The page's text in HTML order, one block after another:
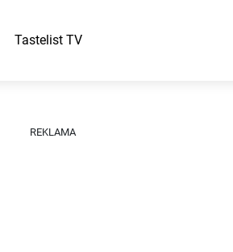
Tastelist TV
REKLAMA